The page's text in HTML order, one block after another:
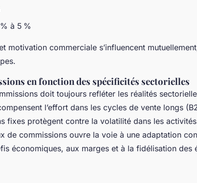
à 5 %
motivation commerciale s’influencent
en fonction des spécificités sectorielles
doit toujours refléter les réalités
l’effort dans les cycles de vente longs
fixes protègent contre la volatilité dans les
de commissions ouvre la voie à une adaptation
économiques, aux marges et à la fidélisation des